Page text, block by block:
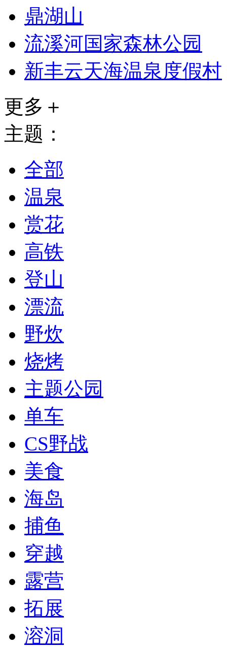
鼎湖山
流溪河国家森林公园
新丰云天海温泉度假村
更多＋
主题：
全部
温泉
赏花
高铁
登山
漂流
野炊
烧烤
主题公园
单车
CS野战
美食
海岛
捕鱼
穿越
露营
拓展
溶洞